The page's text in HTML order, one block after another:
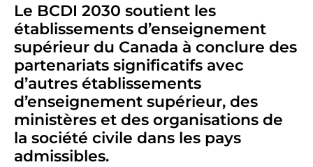
Le BCDI 2030 soutient les
établissements d’enseignement
supérieur du Canada à conclure des
partenariats significatifs avec
d’autres établissements
d’enseignement supérieur, des
ministères et des organisations de
la société civile dans les pays
admissibles.